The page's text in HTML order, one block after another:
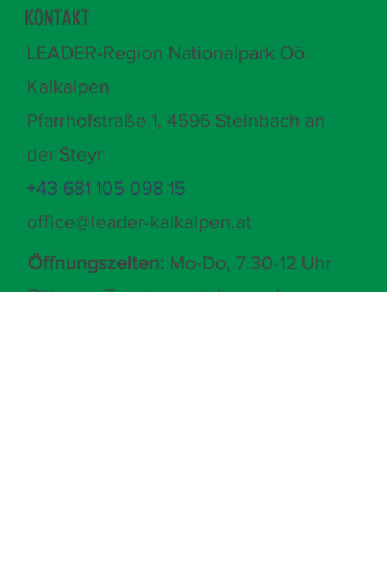
KONTAKT
LEADER-Region Nationalpark Oö.
Kalkalpen
Pfarrhofstraße 1, 4596 Steinbach an
der Steyr
+43 681 105 098 15
office@leader-kalkalpen.at
Öffnungszeiten: Mo-Do, 7.30-12 Uhr
Bitte um Terminvereinbarung!